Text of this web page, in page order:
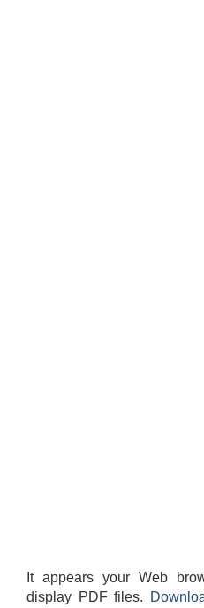
It appears your Web
display PDF files.